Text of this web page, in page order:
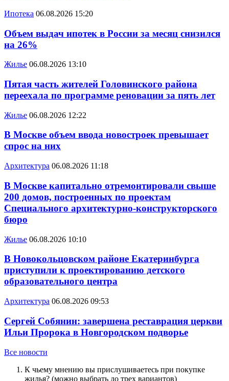
Ипотека 06.08.2026 15:20
Объем выдач ипотек в России за месяц снизился
на 26%
Жилье 06.08.2026 13:10
Пятая часть жителей Головинского района
переехала по программе реновации за пять лет
Жилье 06.08.2026 12:22
В Москве объем ввода новостроек превышает
спрос на них
Архитектура 06.08.2026 11:18
В Москве капитально отремонтировали свыше
200 домов, построенных по проектам
Специального архитектурно-конструкторского
бюро
Жилье 06.08.2026 10:10
В Новокольцовском районе Екатеринбурга
приступили к проектированию детского
образовательного центра
Архитектура 06.08.2026 09:53
Сергей Собянин: завершена реставрация церкви
Ильи Пророка в Новгородском подворье
Все новости
К чьему мнению вы прислушиваетесь при покупке
жилья? (можно выбрать до трех вариантов)